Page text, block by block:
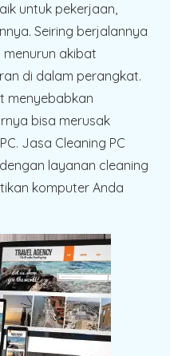
untuk pekerjaan,
Seiring berjalannya
akibat
di dalam perangkat.
menyebabkan
bisa merusak
Jasa Cleaning PC
layanan cleaning
komputer Anda